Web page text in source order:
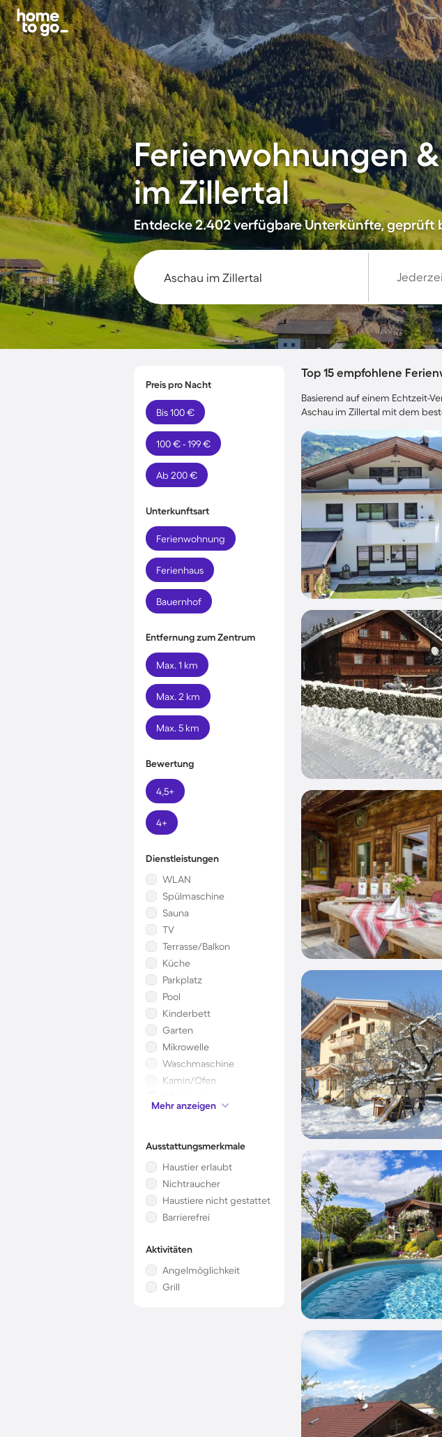
Ferienwohnungen
im Zillertal
Entdecke 2.402 verfügbare Unterkünfte, geprüft
Preis pro Nacht
Bis 100 €
100 € - 199 €
Ab 200 €
Unterkunftsart
Ferienwohnung
Ferienhaus
Bauernhof
Entfernung zum Zentrum
Max. 1 km
Max. 2 km
Max. 5 km
Bewertung
4,5+
4+
Dienstleistungen
WLAN
Spülmaschine
Sauna
TV
Terrasse/Balkon
Küche
Parkplatz
Pool
Kinderbett
Garten
Mikrowelle
Waschmaschine
Kamin/Ofen
Whirlpool
Klimaanlage
Mehr anzeigen
Ausstattungsmerkmale
Haustier erlaubt
Nichtraucher
Haustiere nicht gestattet
Barrierefrei
Aktivitäten
Angelmöglichkeit
Grill
Top 15 empfohlene
Basierend auf einem Echtzeit-
Aschau im Zillertal mit dem